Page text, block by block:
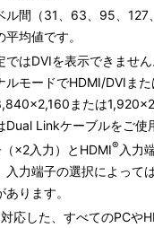
ル間（31、63、95、127
均値です。
ではDVIを表示できませ
ルモードでHDMI/DVIま
または
Dual Linkケーブルをご使
×2入力）とHDMI® 入力
入力端子の選択によって
ります。
応した、すべてのPCや